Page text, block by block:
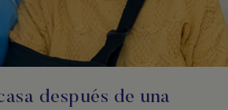
después de una